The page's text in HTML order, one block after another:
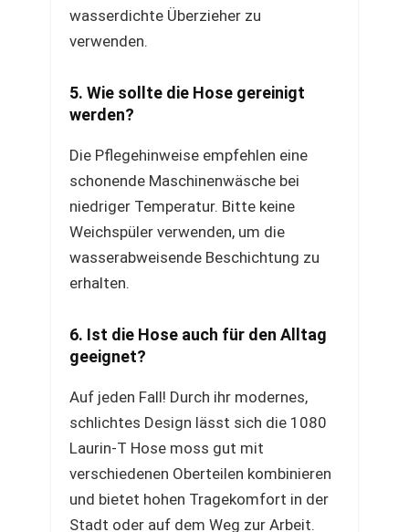
wasserdichte Überzieher zu
verwenden.
5. Wie sollte die Hose gereinigt
werden?
Die Pflegehinweise empfehlen eine
schonende Maschinenwäsche bei
niedriger Temperatur. Bitte keine
Weichspüler verwenden, um die
wasserabweisende Beschichtung zu
erhalten.
6. Ist die Hose auch für den Alltag
geeignet?
Auf jeden Fall! Durch ihr modernes,
schlichtes Design lässt sich die 1080
Laurin-T Hose moss gut mit
verschiedenen Oberteilen kombinieren
und bietet hohen Tragekomfort in der
Stadt oder auf dem Weg zur Arbeit.